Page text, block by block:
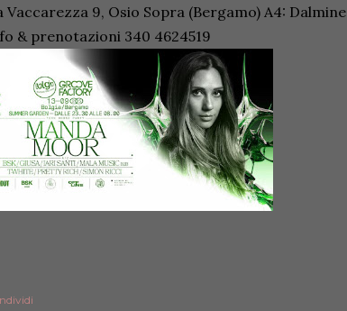
Vaccarezza 9, Osio Sopra (Bergamo) A4: Dalmine
& prenotazioni 340 4624519